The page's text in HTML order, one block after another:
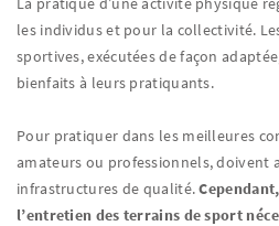
les individus et pour la collectivité.
sportives, exécutées de façon
bienfaits à leurs pratiquants.
Pour pratiquer dans les meilleures
amateurs ou professionnels, doivent
infrastructures de qualité.
l’entretien des terrains de sport